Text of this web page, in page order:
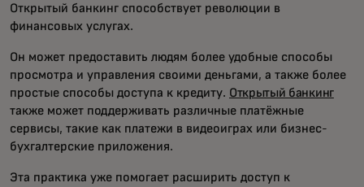
Открытый банкинг способствует революции в
финансовых услугах.
Он может предоставить людям более удобные способы
просмотра и управления своими деньгами, а также более
простые способы доступа к кредиту. Открытый банкинг
также может поддерживать различные платёжные
сервисы, такие как платежи в видеоиграх или бизнес-
бухгалтерские приложения.
Эта практика уже помогает расширить доступ к